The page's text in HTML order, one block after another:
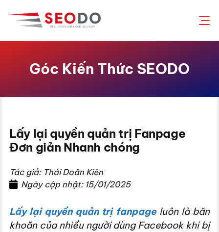
đến
Góc Kiến Thức SEODO
Lấy lại quyền quản trị Fanpage
Đơn giản Nhanh chóng
Tác giả: Thái Doãn Kiên
Ngày cập nhật: 15/01/2025
Lấy lại quyền quản trị fanpageluôn là băn
khoăn của nhiều người dùng Facebook khi bị